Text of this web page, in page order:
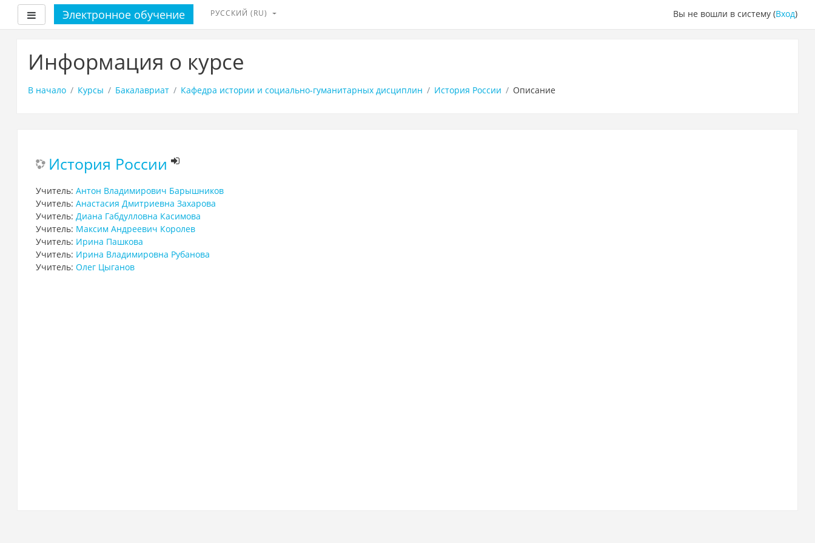
основному
Боковая панель
Электронное обучение Вы не вошли в систему (Вход)
РУССКИЙ ‎(RU)‎
Информация о курсе
В начало Курсы Бакалавриат Кафедра истории и социально-гуманитарных дисциплин История России Описание
История России
Учитель: Антон Владимирович Барышников
Учитель: Анастасия Дмитриевна Захарова
Учитель: Диана Габдулловна Касимова
Учитель: Максим Андреевич Королев
Учитель: Ирина Пашкова
Учитель: Ирина Владимировна Рубанова
Учитель: Олег Цыганов